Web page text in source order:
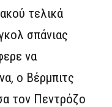
τελικά
σπάνιας
να
ο Βέρμπιτς
τον Πεντρόζο